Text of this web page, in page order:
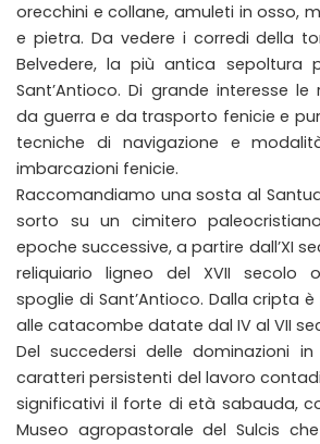
orecchini e collane, amuleti in osso,
e pietra. Da vedere i corredi della
Belvedere, la più antica sepoltura
Sant’Antioco. Di grande interesse
da guerra e da trasporto fenicie e
tecniche di navigazione e
imbarcazioni fenicie.
Raccomandiamo una sosta al
sorto su un cimitero
epoche successive, a partire dall’XI
reliquiario ligneo del XVII secolo
spoglie di Sant’Antioco. Dalla cripta
alle catacombe datate dal IV al VII
Del succedersi delle dominazioni
caratteri persistenti del lavoro
significativi il forte di età sabauda,
Museo agropastorale del Sulcis